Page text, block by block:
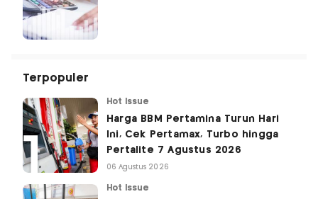
Terpopuler
Hot Issue
Harga BBM Pertamina Turun Hari
Ini, Cek Pertamax, Turbo hingga
Pertalite 7 Agustus 2026
06 Agustus 2026
Hot Issue